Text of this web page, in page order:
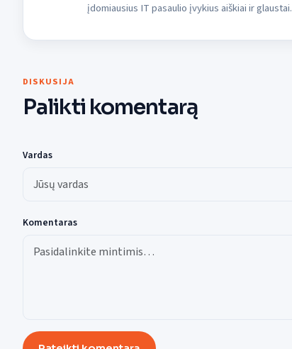
įdomiausius IT pasaulio įvykius aiškiai ir glaustai.
DISKUSIJA
Palikti komentarą
Vardas
Komentaras